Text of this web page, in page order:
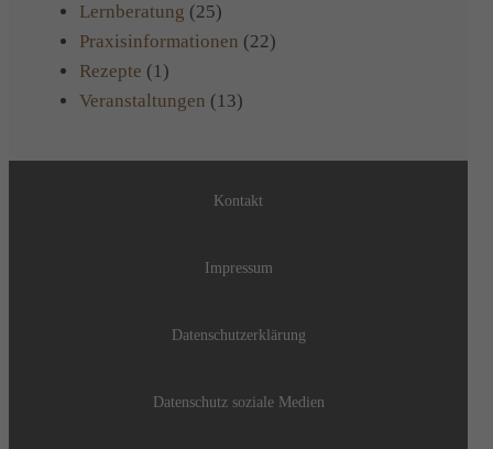
Lernberatung (25)
Praxisinformationen (22)
Rezepte (1)
Veranstaltungen (13)
Kontakt
Impressum
Datenschutzerklärung
Datenschutz soziale Medien